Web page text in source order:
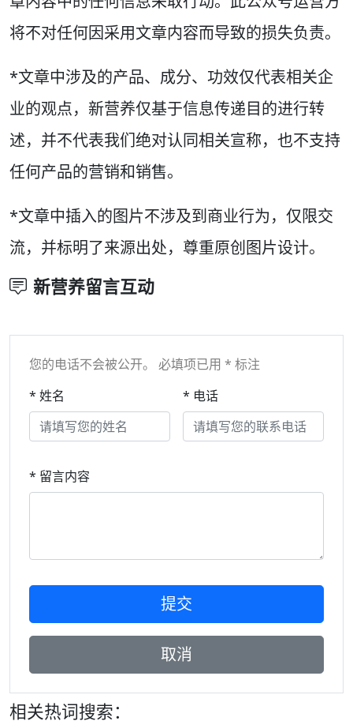
将不对任何因采用文章内容而导致的损失负责。
*文章中涉及的产品、成分、功效仅代表相关企
业的观点，新营养仅基于信息传递目的进行转
述，并不代表我们绝对认同相关宣称，也不支持
任何产品的营销和销售。
*文章中插入的图片不涉及到商业行为，仅限交
流，并标明了来源出处，尊重原创图片设计。
新营养留言互动
您的电话不会被公开。 必填项已用 * 标注
* 姓名
* 电话
* 留言内容
相关热词搜索：